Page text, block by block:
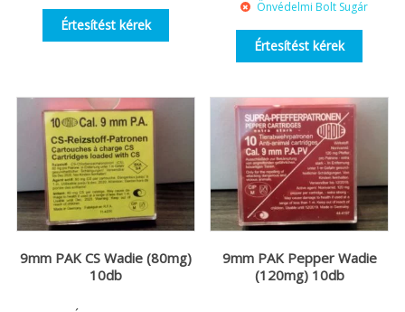
Értesítést kérek
Önvédelmi Bolt Sugár
Értesítést kérek
9mm PAK CS Wadie (80mg)
10db
9mm PAK Pepper Wadie
(120mg) 10db